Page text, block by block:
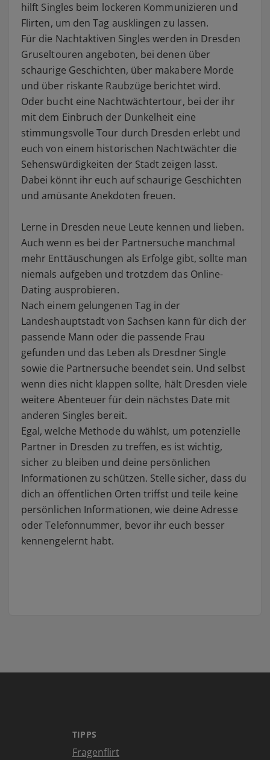
hilft Singles beim lockeren Kommunizieren und
Flirten, um den Tag ausklingen zu lassen.
Für die Nachtaktiven Singles werden in Dresden
Gruseltouren angeboten, bei denen über
schaurige Geschichten, über makabere Morde
und über riskante Raubzüge berichtet wird.
Oder bucht eine Nachtwächtertour, bei der ihr
mit dem Einbruch der Dunkelheit eine
stimmungsvolle Tour durch Dresden erlebt und
euch von einem historischen Nachtwächter die
Sehenswürdigkeiten der Stadt zeigen lasst.
Dabei könnt ihr euch auf schaurige Geschichten
und amüsante Anekdoten freuen.
Lerne in Dresden neue Leute kennen und lieben.
Auch wenn es bei der Partnersuche manchmal
mehr Enttäuschungen als Erfolge gibt, sollte man
niemals aufgeben und trotzdem das Online-
Dating ausprobieren.
Nach einem gelungenen Tag in der
Landeshauptstadt von Sachsen kann für dich der
passende Mann oder die passende Frau
gefunden und das Leben als Dresdner Single
sowie die Partnersuche beendet sein. Und selbst
wenn dies nicht klappen sollte, hält Dresden viele
weitere Abenteuer für dein nächstes Date mit
anderen Singles bereit.
Egal, welche Methode du wählst, um potenzielle
Partner in Dresden zu treffen, es ist wichtig,
sicher zu bleiben und deine persönlichen
Informationen zu schützen. Stelle sicher, dass du
dich an öffentlichen Orten triffst und teile keine
persönlichen Informationen, wie deine Adresse
oder Telefonnummer, bevor ihr euch besser
kennengelernt habt.
TIPPS
Fragenflirt